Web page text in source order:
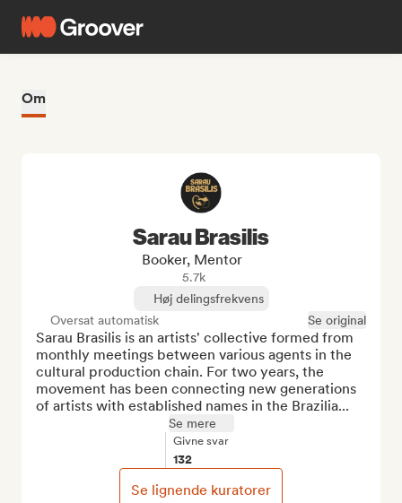
Om
Sarau Brasilis
Booker, Mentor
5.7k
Høj delingsfrekvens
Oversat automatisk
Se original
Sarau Brasilis is an artists' collective formed from
monthly meetings between various agents in the
cultural production chain. For two years, the
movement has been connecting new generations
of artists with established names in the Brazilia...
Se mere
Givne svar
132
Se lignende kuratorer